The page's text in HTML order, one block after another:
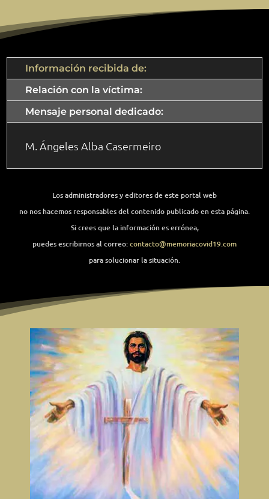
Información recibida de:
Relación con la víctima:
Mensaje personal dedicado:
M. Ángeles Alba Casermeiro
Los administradores y editores de este portal web
no nos hacemos responsables del contenido publicado en esta página.
Si crees que la información es errónea,
puedes escribirnos al correo:contacto@memoriacovid19.com
para solucionar la situación.